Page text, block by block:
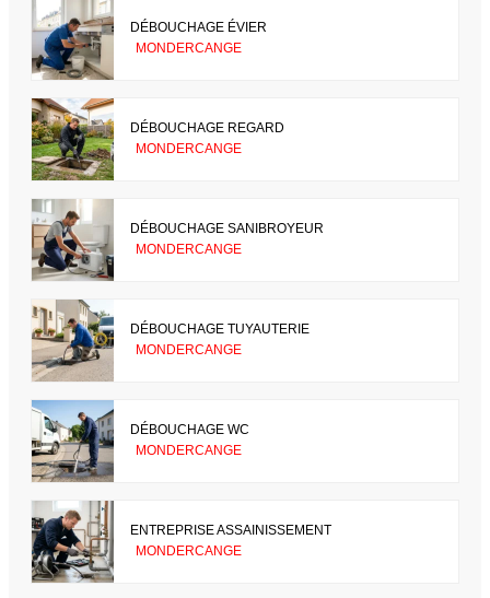
DÉBOUCHAGE ÉVIER
MONDERCANGE
DÉBOUCHAGE REGARD
MONDERCANGE
DÉBOUCHAGE SANIBROYEUR
MONDERCANGE
DÉBOUCHAGE TUYAUTERIE
MONDERCANGE
DÉBOUCHAGE WC
MONDERCANGE
ENTREPRISE ASSAINISSEMENT
MONDERCANGE